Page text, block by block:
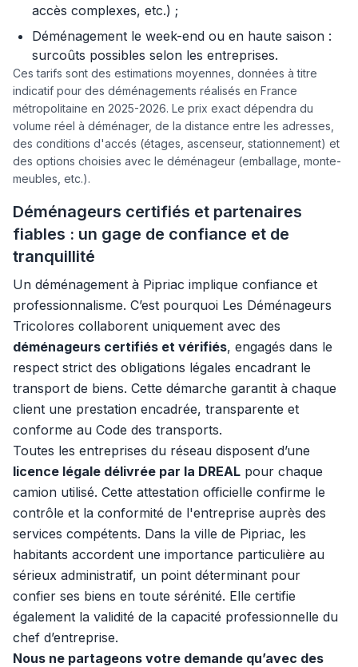
accès complexes, etc.) ;
Déménagement le week-end ou en haute saison :
surcoûts possibles selon les entreprises.
Ces tarifs sont des estimations moyennes, données à titre
indicatif pour des déménagements réalisés en France
métropolitaine en 2025-2026. Le prix exact dépendra du
volume réel à déménager, de la distance entre les adresses,
des conditions d'accés (étages, ascenseur, stationnement) et
des options choisies avec le déménageur (emballage, monte-
meubles, etc.).
Déménageurs certifiés et partenaires
fiables : un gage de confiance et de
tranquillité
Un déménagement à Pipriac implique confiance et
professionnalisme. C’est pourquoi Les Déménageurs
Tricolores collaborent uniquement avec des
déménageurs certifiés et vérifiés, engagés dans le
respect strict des obligations légales encadrant le
transport de biens. Cette démarche garantit à chaque
client une prestation encadrée, transparente et
conforme au Code des transports.
Toutes les entreprises du réseau disposent d’une
licence légale délivrée par la DREAL pour chaque
camion utilisé. Cette attestation officielle confirme le
contrôle et la conformité de l'entreprise auprès des
services compétents. Dans la ville de Pipriac, les
habitants accordent une importance particulière au
sérieux administratif, un point déterminant pour
confier ses biens en toute sérénité. Elle certifie
également la validité de la capacité professionnelle du
chef d’entreprise.
Nous ne partageons votre demande qu’avec des